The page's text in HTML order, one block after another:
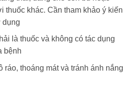
thuốc khác. Cần tham khảo ý kiến
dụng
là thuốc và không có tác dụng
bệnh
ráo, thoáng mát và tránh ánh nắng